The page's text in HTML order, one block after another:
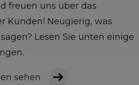
freuen uns über das
Kunden! Neugierig, was
Lesen Sie unten einige
sehen